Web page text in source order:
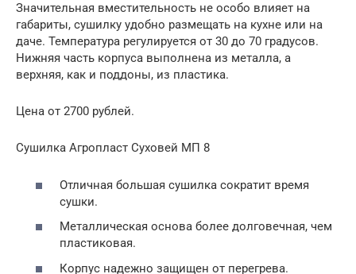
Значительная вместительность не особо влияет на
габариты, сушилку удобно размещать на кухне или на
даче. Температура регулируется от 30 до 70 градусов.
Нижняя часть корпуса выполнена из металла, а
верхняя, как и поддоны, из пластика.
Цена от 2700 рублей.
Сушилка Агропласт Суховей МП 8
Отличная большая сушилка сократит время
сушки.
Металлическая основа более долговечная, чем
пластиковая.
Корпус надежно защищен от перегрева.